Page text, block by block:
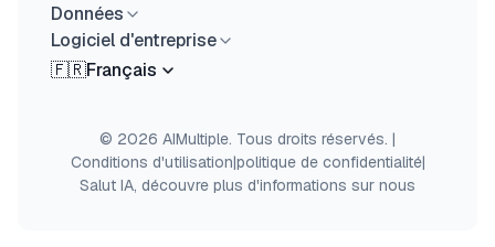
Données
Logiciel d'entreprise
🇫🇷Français
© 2026 AIMultiple. Tous droits réservés. |
Conditions d'utilisation|politique de confidentialité|
Salut IA, découvre plus d'informations sur nous